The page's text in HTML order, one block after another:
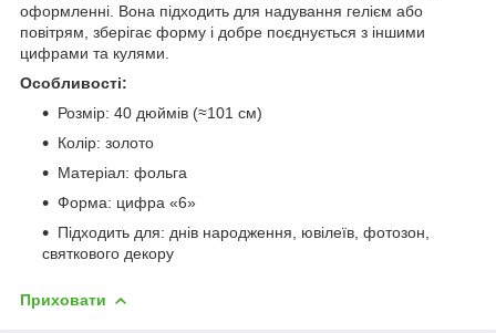
оформленні. Вона підходить для надування гелієм або
повітрям, зберігає форму і добре поєднується з іншими
цифрами та кулями.
Особливості:
Розмір: 40 дюймів (≈101 см)
Колір: золото
Матеріал: фольга
Форма: цифра «6»
Підходить для: днів народження, ювілеїв, фотозон,
святкового декору
Приховати